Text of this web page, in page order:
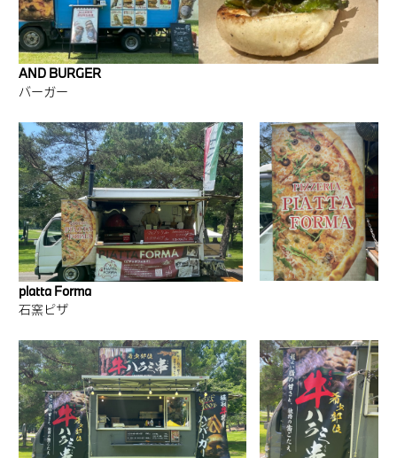
AND BURGER
バーガー
platta Forma
石窯ピザ